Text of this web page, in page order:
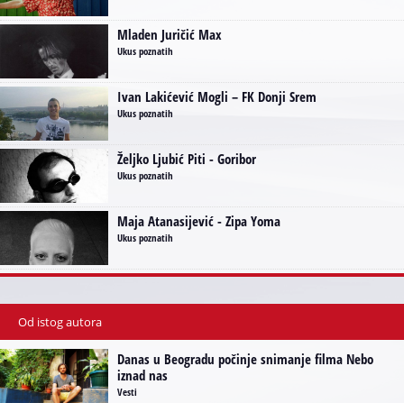
Mladen Juričić Max
Ukus poznatih
Ivan Lakićević Mogli – FK Donji Srem
Ukus poznatih
Željko Ljubić Piti - Goribor
Ukus poznatih
Maja Atanasijević - Zipa Yoma
Ukus poznatih
Od istog autora
Danas u Beogradu počinje snimanje filma Nebo
iznad nas
Vesti